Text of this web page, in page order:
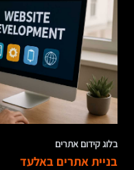
בלוג קידום אתרים
בניית אתרים באלעד